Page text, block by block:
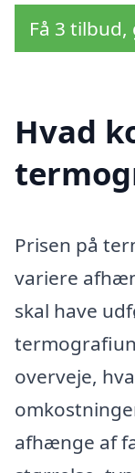
Få 3
Hvad
Prisen på
variere
skal have
overveje,
afhænge af